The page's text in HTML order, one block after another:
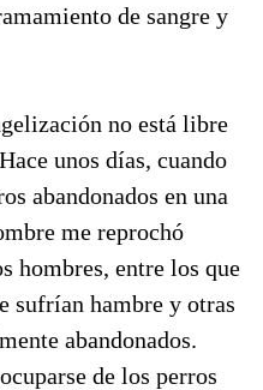
de sangre y
no está libre
unos días, cuando
abandonados en una
me reprochó
hombres, entre los que
sufrían hambre y otras
abandonados.
de los perros